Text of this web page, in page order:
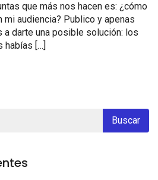
que más nos hacen es: ¿cómo
mi audiencia? Publico y apenas
a darte una posible solución: los
habías […]